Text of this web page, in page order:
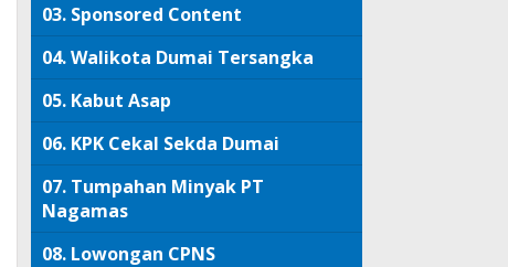
03. Sponsored Content
04.Walikota Dumai Tersangka
05. Kabut Asap
06. KPK Cekal Sekda Dumai
07. Tumpahan Minyak PT
Nagamas
08. Lowongan CPNS